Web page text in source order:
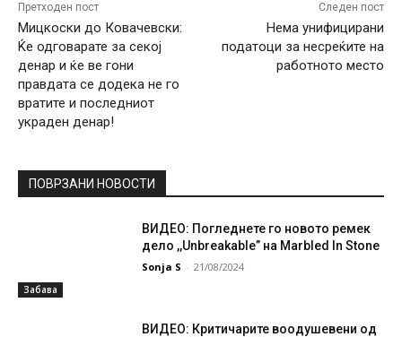
Претходен пост
Мицкоски до Ковачевски:
Ќе одговарате за секој
денар и ќе ве гони
правдата се додека не го
вратите и последниот
украден денар!
Следен пост
Нема унифицирани
податоци за несреќите на
работното место
ПОВРЗАНИ НОВОСТИ
Забава
ВИДЕО: Погледнете го новото ремек
дело ,,Unbreakable” на Marbled In Stone
Sonja S - 21/08/2024
ВИДЕО: Критичарите воодушевени од